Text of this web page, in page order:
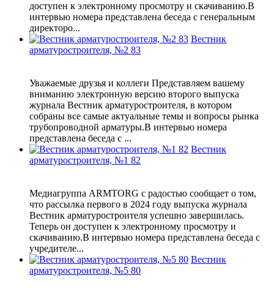
доступен к электронному просмотру и скачиванию.В
интервью номера представлена беседа с генеральным
директоро...
Вестник
арматуростроителя, №2 83
Уважаемые друзья и коллеги Представляем вашему
вниманию электронную версию второго выпуска
журнала Вестник арматуростроителя, в котором
собраны все самые актуальные темы и вопросы рынка
трубопроводной арматуры.В интервью номера
представлена беседа с ...
Вестник
арматуростроителя, №1 82
Медиагруппа ARMTORG с радостью сообщает о том,
что рассылка первого в 2024 году выпуска журнала
Вестник арматуростроителя успешно завершилась.
Теперь он доступен к электронному просмотру и
скачиванию.В интервью номера представлена беседа с
учредителе...
Вестник
арматуростроителя, №5 80